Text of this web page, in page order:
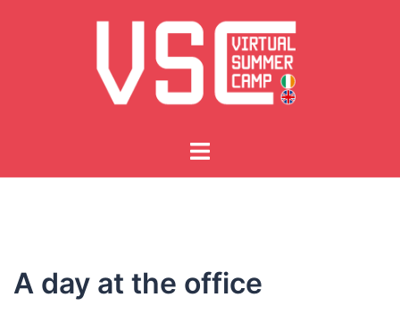
Alternar
A day at the office